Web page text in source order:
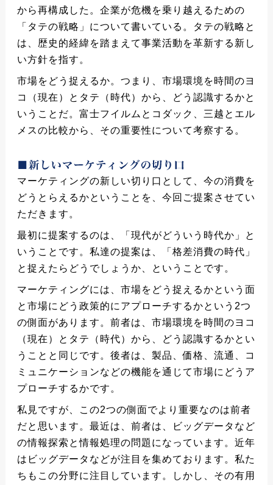
から再構成した。企業が危機を乗り越えるための
「タテの戦略」について書いている。タテの戦略と
は、歴史的経緯を踏まえて事業活動を革新する新し
い方針を指す。
市場をどう捉えるか。つまり、市場環境を時間のヨ
コ（現在）とタテ（時代）から、どう認識するかと
いうことだ。富士フイルムとコダック、三越とエル
メスの比較から、その重要性について考察する。
マーケティングの新しい切り口として、今の消費を
どうとらえるかということを、今回ご提案させてい
ただきます。
最初に提案するのは、「現代がどういう時代か」と
いうことです。私達の提案は、「格差消費の時代」
と捉えたらどうでしょうか、ということです。
マーケティングには、市場をどう捉えるかという面
と市場にどう政策的にアプローチするかという2つ
の側面があります。前者は、市場環境を時間のヨコ
（現在）とタテ（時代）から、どう認識するかとい
うことと同じです。後者は、製品、価格、流通、コ
ミュニケーションなどの機能を通じて市場にどうア
プローチするかです。
私見ですが、この2つの側面でより重要なのは前者
だと思います。最近は、前者は、ビッグデータなど
の情報探索と情報処理の問題になっています。近年
はビッグデータなどが注目を集めております。私た
ちもこの分野に注目しています。しかし、その有用